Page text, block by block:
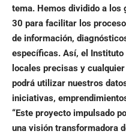
tema. Hemos dividido a los
30 para facilitar los
de información,
específicas. Así, el Instituto
locales precisas y
podrá utilizar nuestros
iniciativas,
“Este proyecto impulsado
una visión transformadora